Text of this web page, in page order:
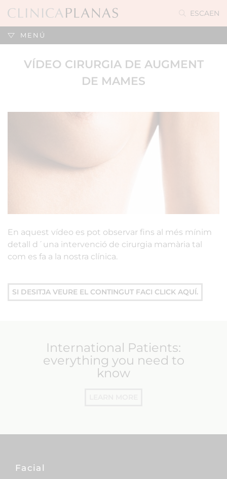
ESCAEN
MENÚ
VÍDEO CIRURGIA DE AUGMENT
DE MAMES
En aquest vídeo es pot observar fins al més mínim
detall d´una intervenció de cirurgia mamària tal
com es fa a la nostra clínica.
SI DESITJA VEURE EL CONTINGUT FACI CLICK AQUÍ.
International Patients:
everything you need to
know
Facial